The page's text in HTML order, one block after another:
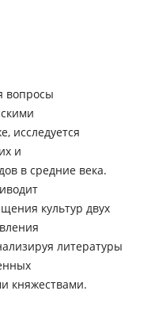
вопросы
исследуется
и
в средние века.
культур двух
литературы
княжествами.